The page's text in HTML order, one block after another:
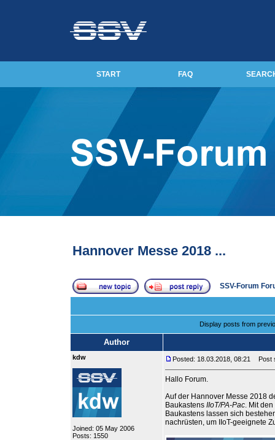
START FAQ
Hannover Messe 2018 ...
SSV-Forum
Display posts from
Author
kdw
Joined: 05 May 2006
Posts: 1550
Posted: 18.03.2018, 08:21 Post
Hallo Forum.
Auf der Hannover Messe 2018
Baukastens IIoT/PA-Pac. Mit
Baukastens lassen sich
nachrüsten, um IIoT-geeignete